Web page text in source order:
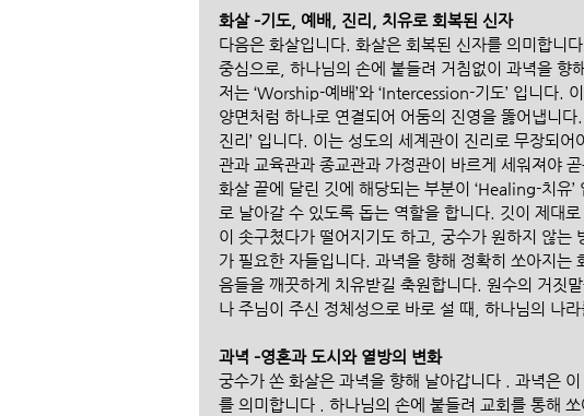
화살 –기도, 예배, 진리, 치유로 회복된 신자
다음은 화살입니다. 화살은 회복된 신자를 의미합니
중심으로, 하나님의 손에 붙들려 거침없이 과녁을 향
저는 ‘Worship-예배’와 ‘Intercession-기도’ 입니다.
양면처럼 하나로 연결되어 어둠의 진영을 뚫어냅니
진리’ 입니다. 이는 성도의 세계관이 진리로 무장되
관과 교육관과 종교관과 가정관이 바르게 세워져야
화살 끝에 달린 깃에 해당되는 부분이 ‘Healing-치유
로 날아갈 수 있도록 돕는 역할을 합니다. 깃이 제대
이 솟구쳤다가 떨어지기도 하고, 궁수가 원하지 않는
가 필요한 자들입니다. 과녁을 향해 정확히 쏘아지는
음들을 깨끗하게 치유받길 축원합니다. 원수의 거짓
나 주님이 주신 정체성으로 바로 설 때, 하나님의 나
과녁 –영혼과 도시와 열방의 변화
궁수가 쏜 화살은 과녁을 향해 날아갑니다 . 과녁은
를 의미합니다 . 하나님의 손에 붙들려 교회를 통해